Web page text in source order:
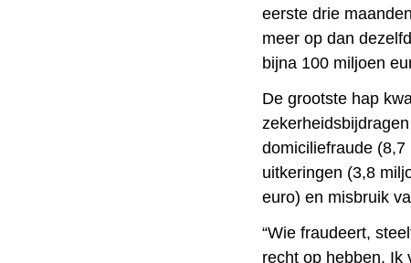
eerste drie
meer op dan
bijna 100 miljoen
De grootste hap
domiciliefraude
uitkeringen (3,8
euro) en misbruik
“Wie fraudeert,
recht op hebben. Ik